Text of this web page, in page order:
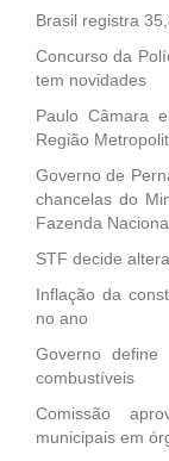
Brasil registra
Concurso da
tem novidades
Paulo Câmara
Região
Governo de
chancelas do
Fazenda
STF decide
Inflação da
no ano
Governo
combustíveis
Comissão
municipais em